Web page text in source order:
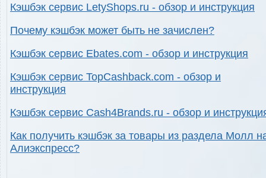
Кэшбэк сервис LetyShops.ru - обзор и инструкция
Почему кэшбэк может быть не зачислен?
Кэшбэк сервис Ebates.com - обзор и инструкция
Кэшбэк сервис TopCashback.com - обзор и
инструкция
Кэшбэк сервис Cash4Brands.ru - обзор и
Как получить кэшбэк за товары из раздела Молл
Алиэкспресс?